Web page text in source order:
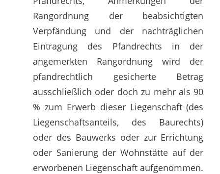
Rangordnung der beabsichtigten
Verpfändung und der nachträglichen
Eintragung des Pfandrechts in der
angemerkten Rangordnung wird der
pfandrechtlich gesicherte Betrag
ausschließlich oder doch zu mehr als 90
% zum Erwerb dieser Liegenschaft (des
Liegenschaftsanteils, des Baurechts)
oder des Bauwerks oder zur Errichtung
oder Sanierung der Wohnstätte auf der
erworbenen Liegenschaft aufgenommen.